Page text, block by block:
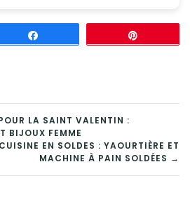
LA SAINT VALENTIN :
BIJOUX FEMME
EN SOLDES : YAOURTIÈRE ET
MACHINE À PAIN SOLDÉES →